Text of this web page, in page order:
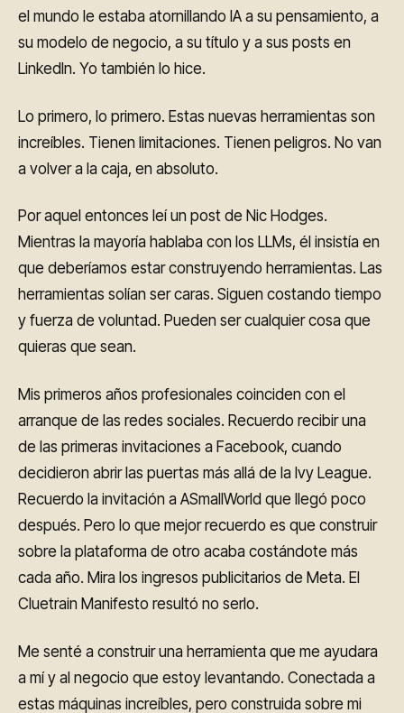
el mundo le estaba atornillando IA a su pensamiento, a
su modelo de negocio, a su título y a sus posts en
LinkedIn. Yo también lo hice.
Lo primero, lo primero. Estas nuevas herramientas son
increíbles. Tienen limitaciones. Tienen peligros. No van
a volver a la caja, en absoluto.
Por aquel entonces leí un post de Nic Hodges.
Mientras la mayoría hablaba con los LLMs, él insistía en
que deberíamos estar construyendo herramientas. Las
herramientas solían ser caras. Siguen costando tiempo
y fuerza de voluntad. Pueden ser cualquier cosa que
quieras que sean.
Mis primeros años profesionales coinciden con el
arranque de las redes sociales. Recuerdo recibir una
de las primeras invitaciones a Facebook, cuando
decidieron abrir las puertas más allá de la Ivy League.
Recuerdo la invitación a ASmallWorld que llegó poco
después. Pero lo que mejor recuerdo es que construir
sobre la plataforma de otro acaba costándote más
cada año. Mira los ingresos publicitarios de Meta. El
Cluetrain Manifesto resultó no serlo.
Me senté a construir una herramienta que me ayudara
a mí y al negocio que estoy levantando. Conectada a
estas máquinas increíbles, pero construida sobre mi